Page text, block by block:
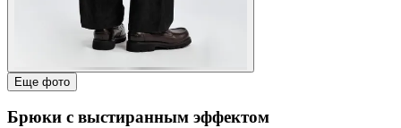
Еще фото
Брюки с выстиранным эффектом